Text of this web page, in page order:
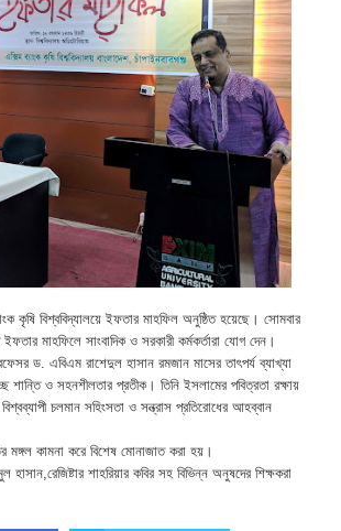
কৃষি বিশ্ববিদ্যালয়ে ইফতার মাহফিল অনুষ্ঠিত হয়েছে। সোমবার
মাহফিলে সাংবাদিক ও সরকারী কর্মকর্তারা যোগ দেন।
ড. এবিএম রাশেদুল হাসান রমজান মাসের তাৎপর্য ব্যাখ্যা
শান্তি ও সহনশীলতার প্রতীক। তিনি ইসলামের পবিত্রতা রক্ষায়
চলমান সহিংসতা ও সন্ত্রাস প্রতিরোধের আহব্বান
মঙ্গল কামনা করে বিশেষ মোনাজাত করা হয়।
হাসান,রেজিষ্টার শাহরিয়ার কবির সহ বিভিন্ন অনুষদের শিক্ষকরা